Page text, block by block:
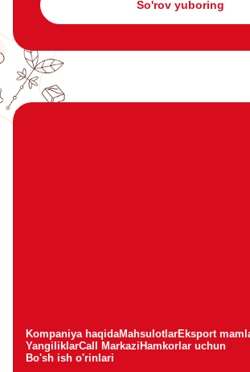
So'rov yuboring
Kompaniya haqidaMahsulotlarEksport
YangiliklarCall Markazi Hamkorlar uchun
Bo'sh ish o'rinlari